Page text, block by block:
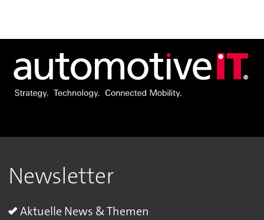
Newsletter
Aktuelle News & Themen